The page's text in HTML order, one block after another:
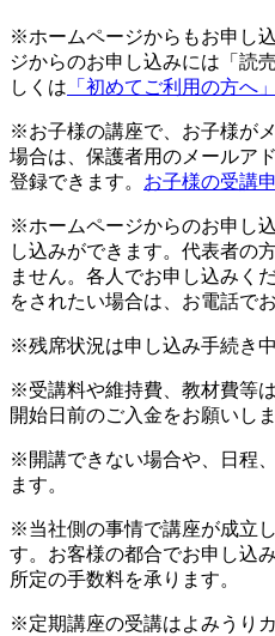
※ホームページからもお申し
ジからのお申し込みには「読
しくは 「初めてご利用の方へ」
※お子様の講座で、お子様が
場合は、保護者用のメールア
登録できます。 お子様の受講
※ホームページからのお申し
し込みができます。代表者の
ません。各人でお申し込みく
をされたい場合は、お電話で
※残席状況は申し込み手続き
※受講料や維持費、教材費等
開始日前のご入金をお願いしま
※開講できない場合や、日程
ます。
※当社側の事情で講座が成立
す。お客様の都合でお申し込
所定の手数料を承ります。
※定期講座の受講はよみうり